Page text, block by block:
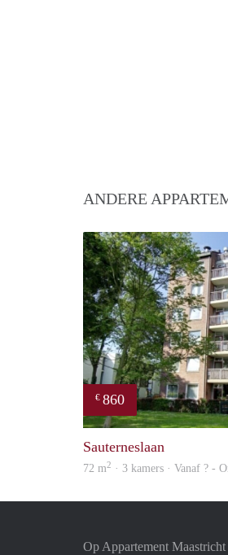
ANDERE
€ 860
Sauterneslaan
72 m2 · 3 kamers · Vanaf ? -
Op Appartement